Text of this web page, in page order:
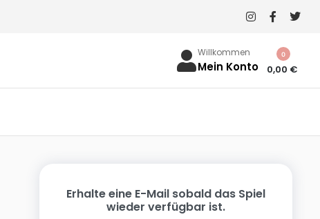
Willkommen
Mein Konto 0,00 €
0
Erhalte eine E-Mail sobald das Spiel
wieder verfügbar ist.